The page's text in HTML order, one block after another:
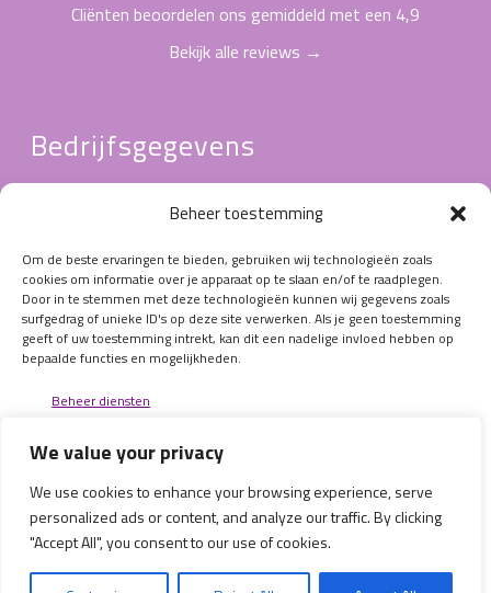
We value your privacy
We use cookies to enhance your browsing experience, serve
personalized ads or content, and analyze our traffic. By clicking
"Accept All", you consent to our use of cookies.
Beheer toestemming
Om de beste ervaringen te bieden, gebruiken wij technologieën zoals
cookies om informatie over je apparaat op te slaan en/of te raadplegen.
Door in te stemmen met deze technologieën kunnen wij gegevens zoals
surfgedrag of unieke ID's op deze site verwerken. Als je geen toestemming
geeft of uw toestemming intrekt, kan dit een nadelige invloed hebben op
bepaalde functies en mogelijkheden.
Beheer diensten
Accepteren
Weigeren
Cliënten beoordelen ons gemiddeld met een 4,9
Bekijk alle reviews →
Bedrijfsgegevens
AGB-praktijkcode:96096594
AGB-zorgverlenerscode:96102782 / 96103197
ProVoet lidmaatschapnummer:
320973 / 322498
BTW nr: NL001582856B80
KvK nr: 08183258
IBAN: NL93 RBRB 8842 8967 56
Volg ons